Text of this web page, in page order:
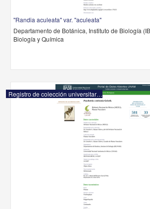
"Randia aculeata" var. "aculeata"
Departamento de Botánica, Instituto de Biología
Biología y Química
Registro de colección universitaria